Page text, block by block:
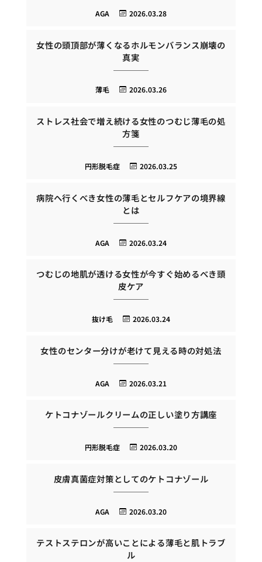
2026.03.28
AGA
女性の頭頂部が薄くなるホルモンバランス崩壊の
真実
2026.03.26
薄毛
ストレス社会で増え続ける女性のつむじ薄毛の処
方箋
2026.03.25
円形脱毛症
病院へ行くべき女性の薄毛とセルフケアの境界線
とは
2026.03.24
AGA
つむじの地肌が透ける女性が今すぐ始めるべき頭
皮ケア
2026.03.24
抜け毛
女性のセンター分けが老けて見える時の対処法
2026.03.21
AGA
ケトコナゾールクリームの正しい塗り方講座
2026.03.20
円形脱毛症
皮膚真菌症対策としてのケトコナゾール
2026.03.20
AGA
テストステロンが高いことによる薄毛と肌トラブ
ル